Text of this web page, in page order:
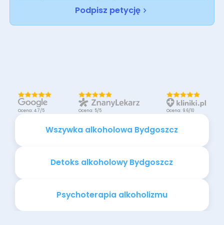
Podpisz petycję
Wszywka alkoholowa Bydgoszcz
Detoks alkoholowy Bydgoszcz
Psychoterapia alkoholizmu
Ocena: 4.7/5 Ocena: 5/5 Ocena: 9.6/10